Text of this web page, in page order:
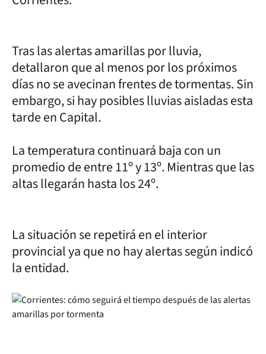
Tras las alertas amarillas por lluvia,
detallaron que al menos por los próximos
días no se avecinan frentes de tormentas. Sin
embargo, si hay posibles lluvias aisladas esta
tarde en Capital.
La temperatura continuará baja con un
promedio de entre 11º y 13º. Mientras que las
altas llegarán hasta los 24º.
La situación se repetirá en el interior
provincial ya que no hay alertas según indicó
la entidad.